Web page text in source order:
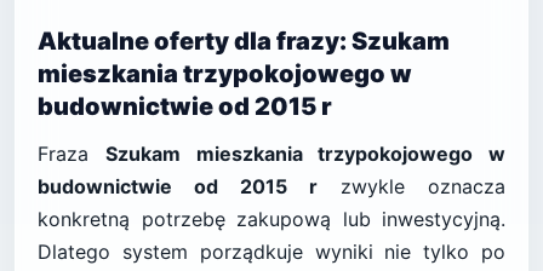
Aktualne oferty dla frazy: Szukam
mieszkania trzypokojowego w
budownictwie od 2015 r
Fraza Szukam mieszkania trzypokojowego w
budownictwie od 2015 r zwykle oznacza
konkretną potrzebę zakupową lub inwestycyjną.
Dlatego system porządkuje wyniki nie tylko po